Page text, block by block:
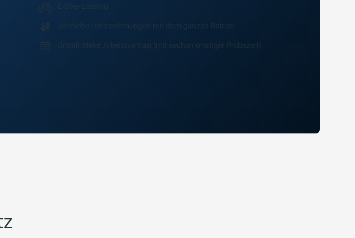
E-Bike-Leasing
Jährliche Unternehmungen mit dem ganzen Betrieb
Unbefristeter Arbeitsvertrag (mit sechsmonatiger Probezeit)